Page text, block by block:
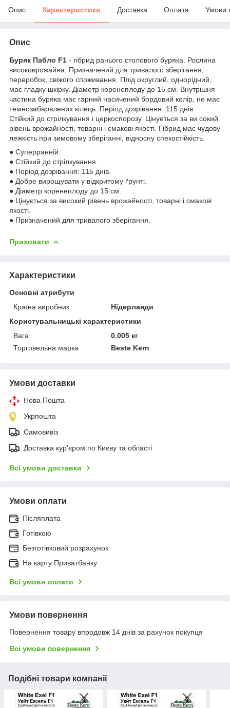
Опис Характеристики Доставка Оплата Умови
Опис
Буряк Пабло F1 - гiбрид ранього столового буряка. Рослина
високоврожай­на. Призначений для тривалого зберiгання,
переробок, свi­жого споживання. Плiд округлий, однорiдний,
має гладку шкiрку. Дiаметр коренеплоду до 15 см. Внутрiшня
части­на буряка має гарний насичений бордовий колiр, не має
темнозабарвлених кiлець. Перiод дозрiвання: 115 днiв.
Стiйкий до стрiлкування i церкоспорозу. Цiнуеться за ви­ сокий
рiвень врожайностi, товарнi i смаковi якостi. Гiбрид має чудову
лежкiсть при зимовому зберiганнi, вiдносну спекостiйкiсть.
● Суперранній.
● Стійкий до стрілкування.
● Період дозрівання: 115 днів.
● Добре вирощувати у відкритому ґрунті.
● Діаметр коренеплоду до 15 см.
● Цінується за високий рівень врожайності, товарні і смакові
якості.
● Призначений для тривалого зберігання.
Приховати
Характеристики
Основні атрибути
Країна виробник
Нідерланди
Користувальницькі характеристики
Вага
0.005 кг
Торговельна марка
Beste Kern
Умови доставки
Нова Пошта
Укрпошта
Самовивіз
Доставка кур'єром по Києву та області
Всі умови доставки
Умови оплати
Післяплата
Готівкою
Безготівковий розрахунок
На карту Приватбанку
Всі умови оплати
Умови повернення
Повернення товару впродовж 14 днів за рахунок покупця
Всі умови повернення
Подібні товари компанії